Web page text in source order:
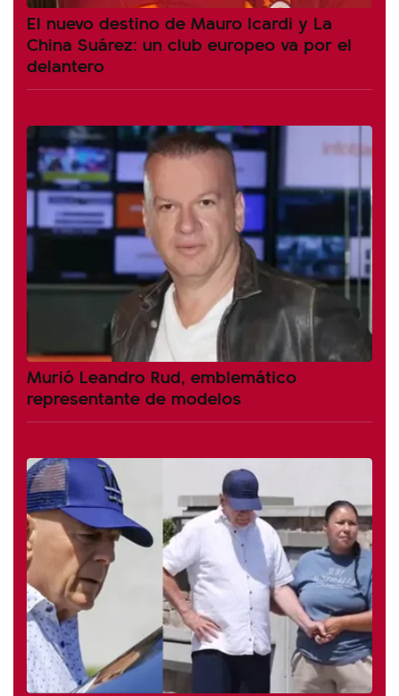
El nuevo destino de Mauro Icardi y La
China Suárez: un club europeo va por el
delantero
Murió Leandro Rud, emblemático
representante de modelos